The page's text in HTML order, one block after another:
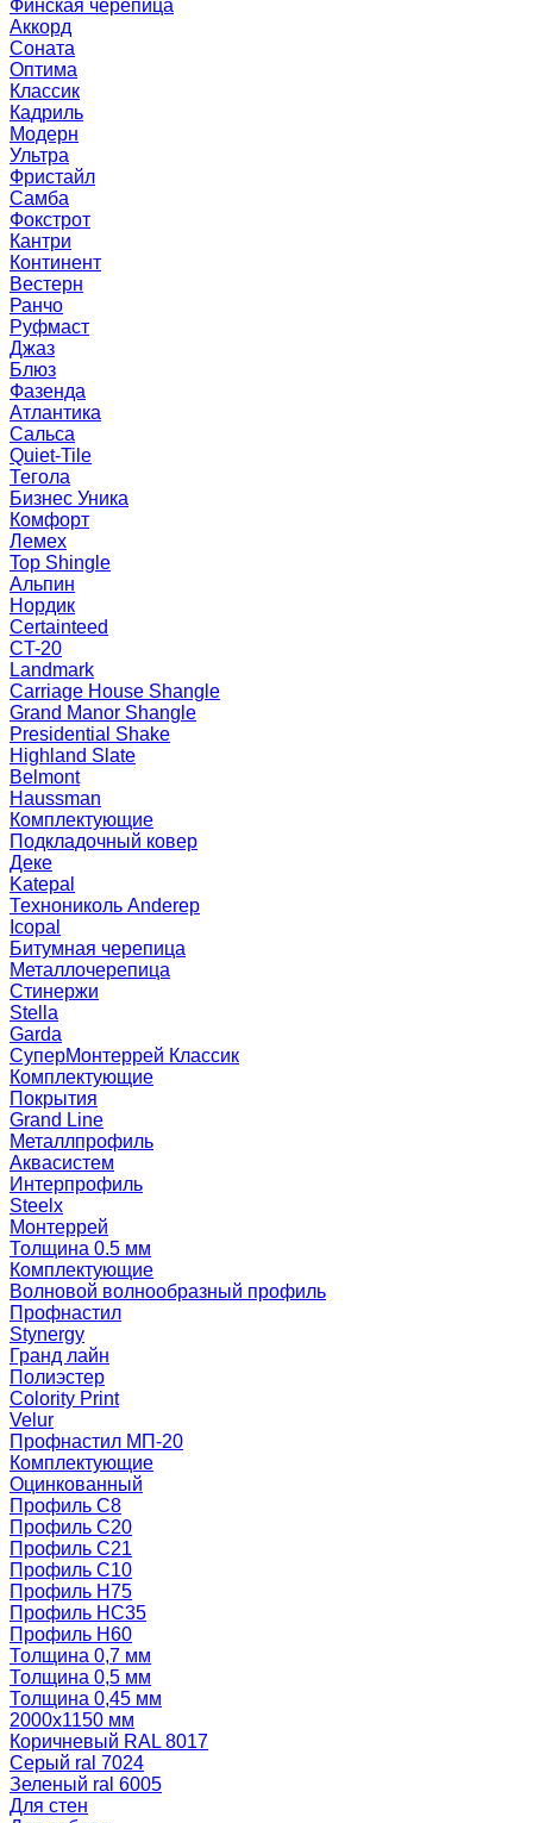
Финская черепица
Аккорд
Соната
Оптима
Классик
Кадриль
Модерн
Ультра
Фристайл
Самба
Фокстрот
Кантри
Континент
Вестерн
Ранчо
Руфмаст
Джаз
Блюз
Фазенда
Атлантика
Сальса
Quiet-Tile
Тегола
Бизнес Уника
Комфорт
Лемех
Top Shingle
Альпин
Нордик
Certainteed
CT-20
Landmark
Carriage House Shangle
Grand Manor Shangle
Presidential Shake
Highland Slate
Belmont
Haussman
Комплектующие
Подкладочный ковер
Деке
Katepal
Технониколь Anderep
Icopal
Битумная черепица
Металлочерепица
Стинержи
Stella
Garda
СуперМонтеррей Классик
Комплектующие
Покрытия
Grand Line
Металлпрофиль
Аквасистем
Интерпрофиль
Steelx
Монтеррей
Толщина 0.5 мм
Комплектующие
Волновой волнообразный профиль
Профнастил
Stynergy
Гранд лайн
Полиэстер
Colority Print
Velur
Профнастил МП-20
Комплектующие
Оцинкованный
Профиль С8
Профиль С20
Профиль С21
Профиль С10
Профиль Н75
Профиль НС35
Профиль Н60
Толщина 0,7 мм
Толщина 0,5 мм
Толщина 0,45 мм
2000х1150 мм
Коричневый RAL 8017
Серый ral 7024
Зеленый ral 6005
Для стен